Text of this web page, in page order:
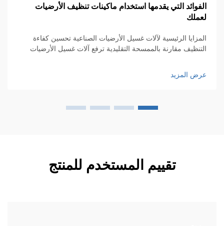
التي يقدمها استخدام ماكينات تنظيف الأرضيات
الرئيسية لآلات غسيل الأرضيات الصناعية تحسين كفاءة
مقارنة بالممسحة التقليدية ترفع آلات غسيل الأرضيات
فهي تعمل بشكل أسرع بكثير...
المزيد
تقييم المستخدم للمنتج